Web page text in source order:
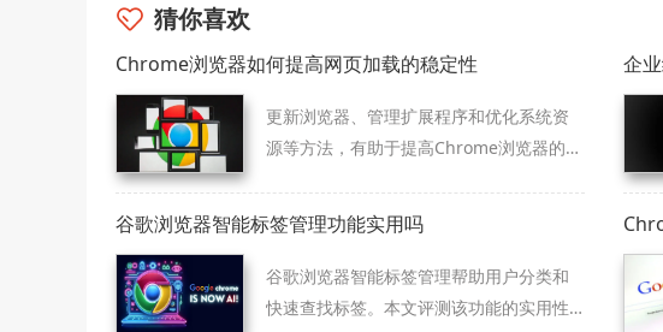
猜你喜欢
Chrome浏览器如何提高网页加载的稳定性
更新浏览器、管理扩展程序和优化系统资
源等方法，有助于提高Chrome浏览器的网
企
谷歌浏览器智能标签管理功能实用吗
谷歌浏览器智能标签管理帮助用户分类和
快速查找标签。本文评测该功能的实用性